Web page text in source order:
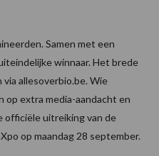
Samen met een
winnaar. Het brede
allesoverbio.be. Wie
op extra media-aandacht en
officiële uitreiking van de
op maandag 28 september.